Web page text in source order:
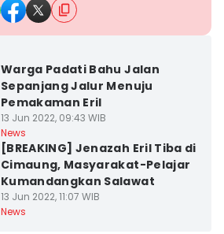
Warga Padati Bahu Jalan
Sepanjang Jalur Menuju
Pemakaman Eril
13 Jun 2022, 09:43 WIB
News
[BREAKING] Jenazah Eril Tiba di
Cimaung, Masyarakat-Pelajar
Kumandangkan Salawat
13 Jun 2022, 11:07 WIB
News